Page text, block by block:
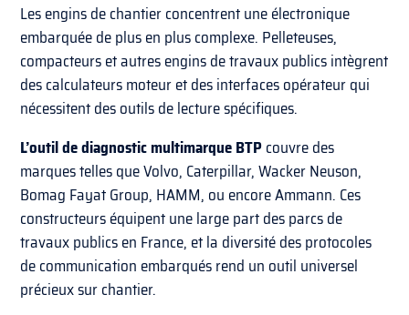
Les engins de chantier concentrent une électronique
embarquée de plus en plus complexe. Pelleteuses,
compacteurs et autres engins de travaux publics intègrent
des calculateurs moteur et des interfaces opérateur qui
nécessitent des outils de lecture spécifiques.
L’outil de diagnostic multimarque BTPcouvre des
marques telles que Volvo, Caterpillar, Wacker Neuson,
Bomag Fayat Group, HAMM, ou encore Ammann. Ces
constructeurs équipent une large part des parcs de
travaux publics en France, et la diversité des protocoles
de communication embarqués rend un outil universel
précieux sur chantier.